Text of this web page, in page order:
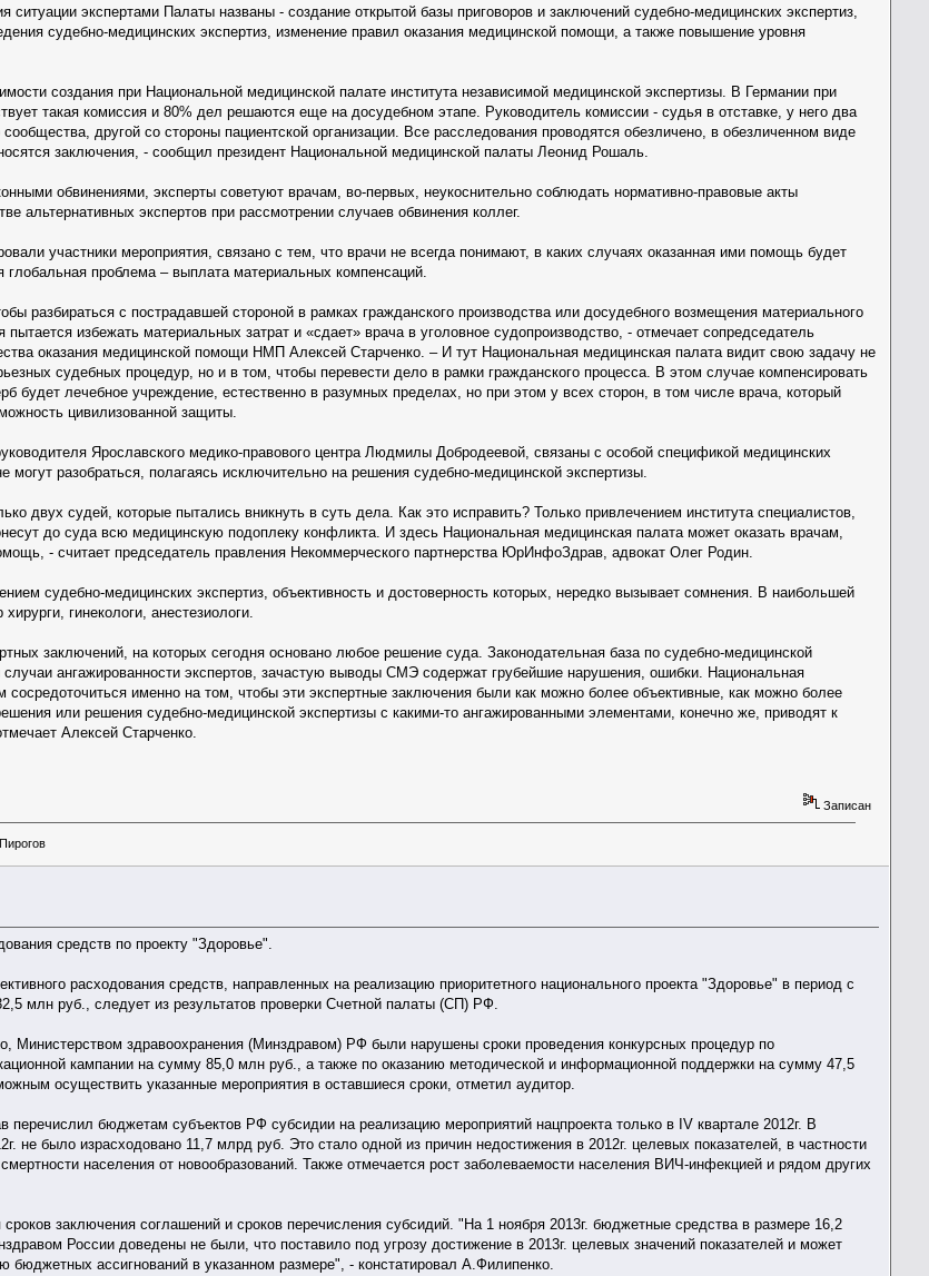
экспертами Палаты названы - создание открытой базы приговоров и заключений судебно-медицинских экспертиз,
судебно-медицинских экспертиз, изменение правил оказания медицинской помощи, а также повышение уровня
создания при Национальной медицинской палате института независимой медицинской экспертизы. В Германии при
такая комиссия и 80% дел решаются еще на досудебном этапе. Руководитель комиссии - судья в отставке, у него два
другой со стороны пациентской организации. Все расследования проводятся обезличено, в обезличенном виде
заключения, - сообщил президент Национальной медицинской палаты Леонид Рошаль.
обвинениями, эксперты советуют врачам, во-первых, неукоснительно соблюдать нормативно-правовые акты
альтернативных экспертов при рассмотрении случаев обвинения коллег.
участники мероприятия, связано с тем, что врачи не всегда понимают, в каких случаях оказанная ими помощь будет
глобальная проблема – выплата материальных компенсаций.
разбираться с пострадавшей стороной в рамках гражданского производства или досудебного возмещения материального
избежать материальных затрат и «сдает» врача в уголовное судопроизводство, - отмечает сопредседатель
оказания медицинской помощи НМП Алексей Старченко. – И тут Национальная медицинская палата видит свою задачу не
судебных процедур, но и в том, чтобы перевести дело в рамки гражданского процесса. В этом случае компенсировать
будет лечебное учреждение, естественно в разумных пределах, но при этом у всех сторон, в том числе врача, который
цивилизованной защиты.
Ярославского медико-правового центра Людмилы Добродеевой, связаны с особой спецификой медицинских
могут разобраться, полагаясь исключительно на решения судебно-медицинской экспертизы.
двух судей, которые пытались вникнуть в суть дела. Как это исправить? Только привлечением института специалистов,
до суда всю медицинскую подоплеку конфликта. И здесь Национальная медицинская палата может оказать врачам,
- считает председатель правления Некоммерческого партнерства ЮрИнфоЗдрав, адвокат Олег Родин.
судебно-медицинских экспертиз, объективность и достоверность которых, нередко вызывает сомнения. В наибольшей
гинекологи, анестезиологи.
заключений, на которых сегодня основано любое решение суда. Законодательная база по судебно-медицинской
случаи ангажированности экспертов, зачастую выводы СМЭ содержат грубейшие нарушения, ошибки. Национальная
сосредоточиться именно на том, чтобы эти экспертные заключения были как можно более объективные, как можно более
или решения судебно-медицинской экспертизы с какими-то ангажированными элементами, конечно же, приводят к
Алексей Старченко.
Записан
средств по проекту "Здоровье".
расходования средств, направленных на реализацию приоритетного национального проекта "Здоровье" в период с
млн руб., следует из результатов проверки Счетной палаты (СП) РФ.
Министерством здравоохранения (Минздравом) РФ были нарушены сроки проведения конкурсных процедур по
кампании на сумму 85,0 млн руб., а также по оказанию методической и информационной поддержки на сумму 47,5
осуществить указанные мероприятия в оставшиеся сроки, отметил аудитор.
бюджетам субъектов РФ субсидии на реализацию мероприятий нацпроекта только в IV квартале 2012г. В
не было израсходовано 11,7 млрд руб. Это стало одной из причин недостижения в 2012г. целевых показателей, в частности
населения от новообразований. Также отмечается рост заболеваемости населения ВИЧ-инфекцией и рядом других
заключения соглашений и сроков перечисления субсидий. "На 1 ноября 2013г. бюджетные средства в размере 16,2
России доведены не были, что поставило под угрозу достижение в 2013г. целевых значений показателей и может
бюджетных ассигнований в указанном размере", - констатировал А.Филипенко.